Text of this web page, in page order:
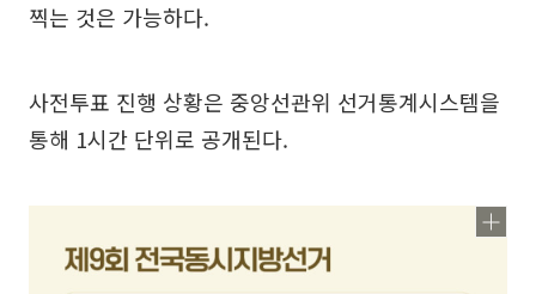
찍는 것은 가능하다.
사전투표 진행 상황은 중앙선관위 선거통계시스템을
통해 1시간 단위로 공개된다.